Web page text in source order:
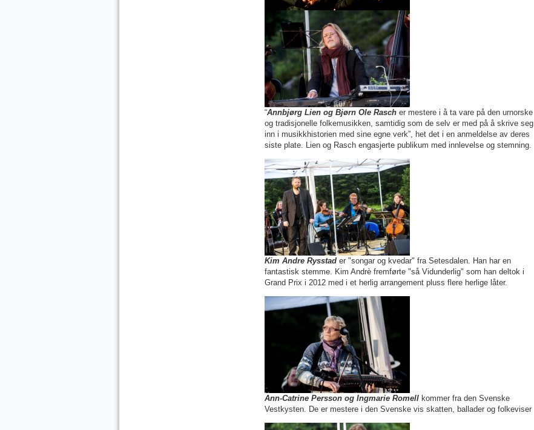
“Annbjørg Lien og Bjørn Ole Rasch er mestere i å ta vare på den urnorske
og tradisjonelle folkemusikken, samtidig som de selv er med på å skrive seg
inn i musikkhistorien med sine egne verk”, het det i en anmeldelse av deres
siste plate. Lien og Rasch engasjerte publikum med innlevelse og stemning.
Kim Andre Rysstad er "songar og kvedar" fra Setesdalen. Han har en
fantastisk stemme. Kim Andrè fremførte "så Vidunderlig" som han deltok i
Grand Prix i 2012 med i et herlig arrangement pluss flere herlige låter.
Ann-Catrine Persson og Ingmarie Romell kommer fra den Svenske
Vestkysten. De er mestere i den Svenske vis skatten, ballader og folkeviser